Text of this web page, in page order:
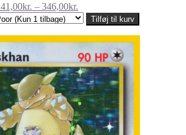
41,00kr. – 346,00kr.
41,00kr.
346,00kr.
Tilføj til kurv